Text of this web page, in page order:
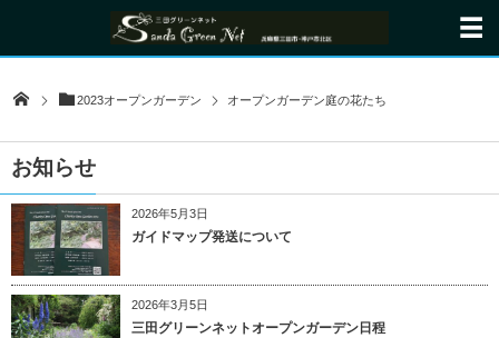
2023オープンガーデン オープンガーデン庭の花たち
お知らせ
2026年5月3日
ガイドマップ発送について
2026年3月5日
三田グリーンネットオープンガーデン日程